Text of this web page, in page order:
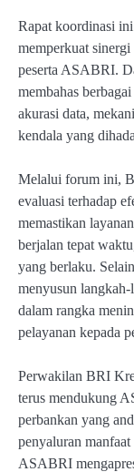
Rapat koordinasi
memperkuat
peserta ASABRI.
membahas
akurasi data,
kendala yang
Melalui forum ini,
evaluasi terhadap
memastikan
berjalan tepat
yang berlaku.
menyusun
dalam rangka
pelayanan kepada
Perwakilan BRI
terus mendukung
perbankan yang
penyaluran manfaat
ASABRI